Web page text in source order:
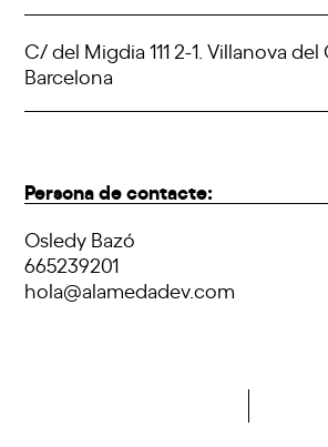
C/ del Migdia 111 2-1. Villanova del
Barcelona
Persona de contacte:
Osledy Bazó
665239201
hola@alamedadev.com